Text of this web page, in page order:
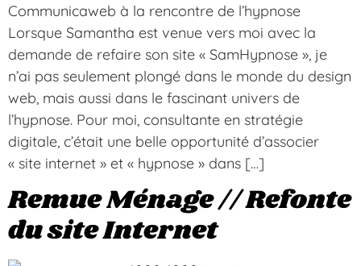
Communicaweb à la rencontre de l’hypnose
Lorsque Samantha est venue vers moi avec la
demande de refaire son site « SamHypnose », je
n’ai pas seulement plongé dans le monde du design
web, mais aussi dans le fascinant univers de
l’hypnose. Pour moi, consultante en stratégie
digitale, c’était une belle opportunité d’associer
« site internet » et « hypnose » dans […]
Remue Ménage // Refonte
du site Internet